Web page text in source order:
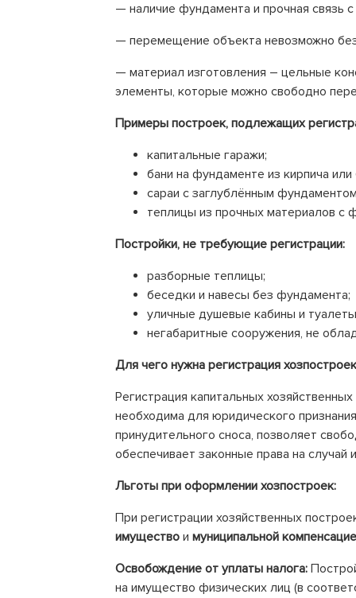
— наличие фундамента и прочная связь
— перемещение объекта невозможно
— материал изготовления – цельные
элементы, которые можно свободно
Примеры построек, подлежащих
капитальные гаражи;
бани на фундаменте из кирпича или
сараи с заглублённым
теплицы из прочных материалов с
Постройки, не требующие регистрации:
разборные теплицы;
беседки и навесы без фундамента;
уличные душевые кабины и
негабаритные сооружения, не
Для чего нужна регистрация
Регистрация капитальных
необходима для юридического
принудительного сноса, позволяет
обеспечивает законные права на
Льготы при оформлении хозпостроек:
При регистрации хозяйственных
имущество и муниципальной
Освобождение от уплаты налога:
на имущество физических лиц (в